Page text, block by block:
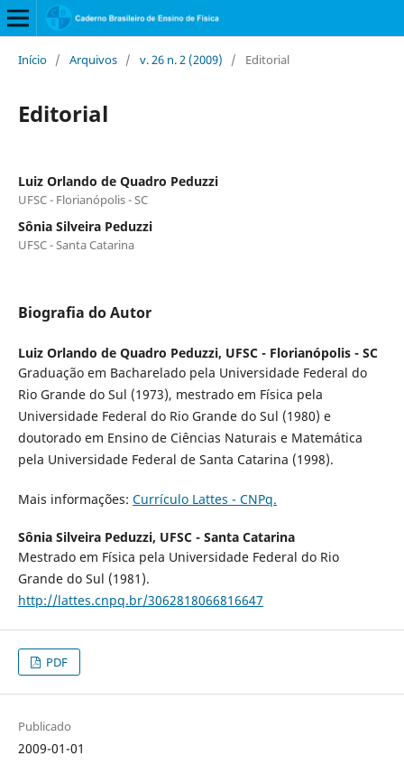
Início / Arquivos / v. 26 n. 2 (2009) / Editorial
Editorial
Luiz Orlando de Quadro Peduzzi
UFSC - Florianópolis - SC
Sônia Silveira Peduzzi
UFSC - Santa Catarina
Biografia do Autor
Luiz Orlando de Quadro Peduzzi, UFSC - Florianópolis - SC
Graduação em Bacharelado pela Universidade Federal do
Rio Grande do Sul (1973), mestrado em Física pela
Universidade Federal do Rio Grande do Sul (1980) e
doutorado em Ensino de Ciências Naturais e Matemática
pela Universidade Federal de Santa Catarina (1998).
Mais informações: Currículo Lattes - CNPq.
Sônia Silveira Peduzzi, UFSC - Santa Catarina
Mestrado em Física pela Universidade Federal do Rio
Grande do Sul (1981).
http://lattes.cnpq.br/3062818066816647
PDF
Publicado
2009-01-01